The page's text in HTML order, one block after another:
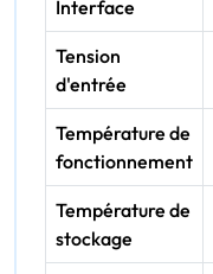
Interface
Tension
d'entrée
Température de
fonctionnement
Température de
stockage